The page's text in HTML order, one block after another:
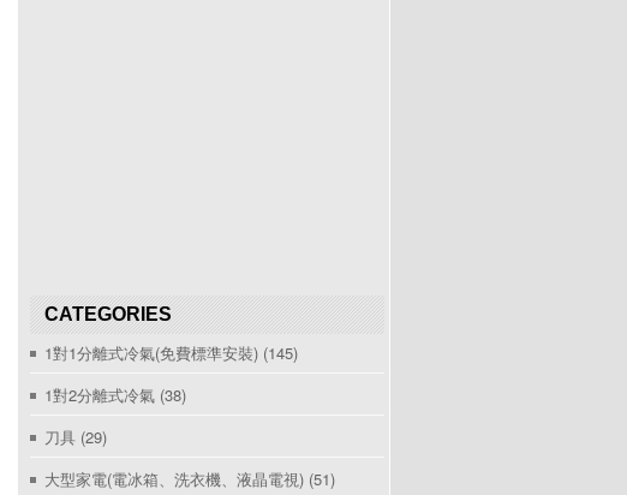
CATEGORIES
1對1分離式冷氣(免費標準安裝) (145)
1對2分離式冷氣 (38)
刀具 (29)
大型家電(電冰箱、洗衣機、液晶電視) (51)